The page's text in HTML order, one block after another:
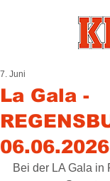
La Gala -
06.06.2026
7. Juni
Bei der LA Gala in